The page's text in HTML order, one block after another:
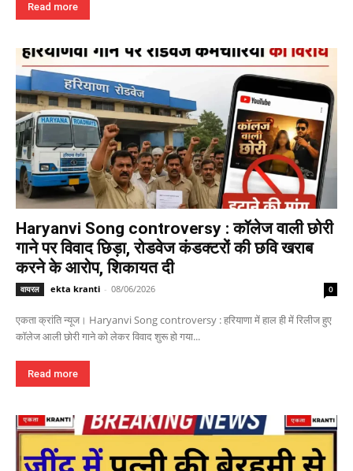
Read more
Haryanvi Song controversy : कॉलेज वाली छोरी
गाने पर विवाद छिड़ा, रोडवेज कंडक्टरों की छवि खराब
करने के आरोप, शिकायत दी
वायरल ekta kranti - 08/06/2026 0
एकता क्रांति न्यूज। Haryanvi Song controversy : हरियाणा में हाल ही में रिलीज हुए
कॉलेज आली छोरी गाने को लेकर विवाद शुरू हो गया...
Read more